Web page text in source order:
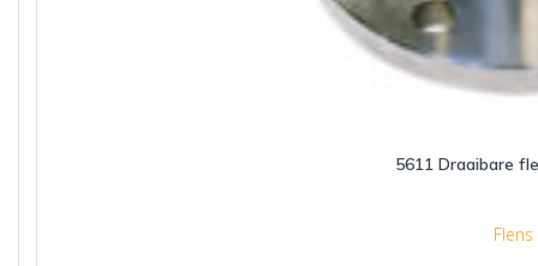
5611 Draaibare
Flens